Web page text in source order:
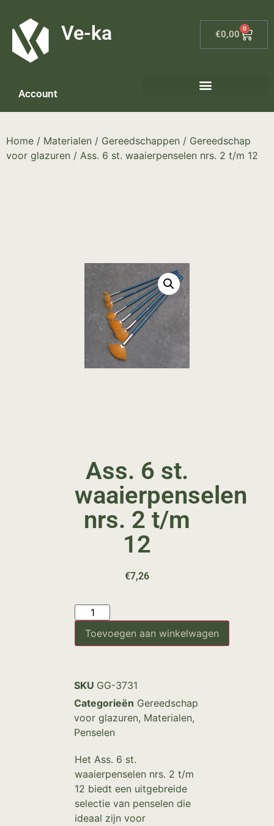
Ve-ka €0,00
0
Account
Home / Materialen / Gereedschappen / Gereedschap
voor glazuren / Ass. 6 st. waaierpenselen nrs. 2 t/m 12
Ass. 6 st.
waaierpenselen
nrs. 2 t/m
12
€7,26
Toevoegen aan winkelwagen
SKU GG-3731
Categorieën Gereedschap
voor glazuren, Materialen,
Penselen
Het Ass. 6 st.
waaierpenselen nrs. 2 t/m
12 biedt een uitgebreide
selectie van penselen die
ideaal zijn voor